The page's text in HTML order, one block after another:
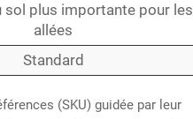
sol plus importante pour les
allées
Standard
(SKU) guidée par leur